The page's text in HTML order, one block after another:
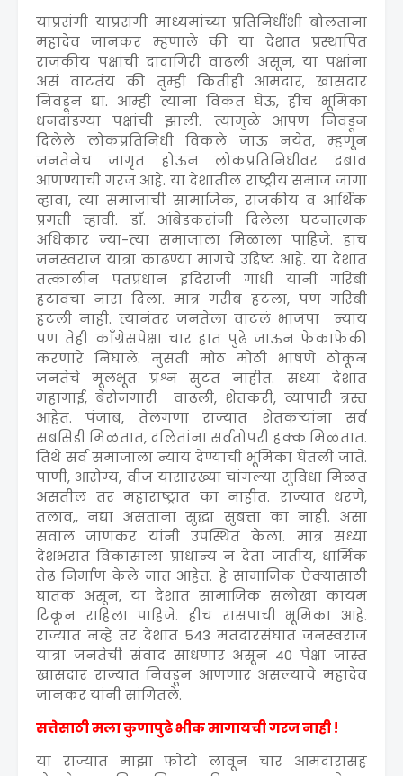
याप्रसंगी याप्रसंगी माध्यमांच्या प्रतिनिधींशी बोलताना
महादेव जानकर म्हणाले की या देशात प्रस्थापित
राजकीय पक्षांची दादागिरी वाढली असून, या पक्षांना
असं वाटतंय की तुम्ही कितीही आमदार, खासदार
निवडून द्या. आम्ही त्यांना विकत घेऊ, हीच भूमिका
धनदांडग्या पक्षांची झाली. त्यामुळे आपण निवडून
दिलेले लोकप्रतिनिधी विकले जाऊ नयेत, म्हणून
जनतेनेच जागृत होऊन लोकप्रतिनिधींवर दबाव
आणण्याची गरज आहे. या देशातील राष्ट्रीय समाज जागा
व्हावा, त्या समाजाची सामाजिक, राजकीय व आर्थिक
प्रगती व्हावी. डाॅ. आंबेडकरांनी दिलेला घटनात्मक
अधिकार ज्या-त्या समाजाला मिळाला पाहिजे. हाच
जनस्वराज यात्रा काढण्या मागचे उद्दिष्ट आहे. या देशात
तत्कालीन पंतप्रधान इंदिराजी गांधी यांनी गरिबी
हटावचा नारा दिला. मात्र गरीब हटला, पण गरिबी
हटली नाही. त्यानंतर जनतेला वाटलं भाजपा न्याय
पण तेही काँग्रेसपेक्षा चार हात पुढे जाऊन फेकाफेकी
करणारे निघाले. नुसती मोठ मोठी भाषणे ठोकून
जनतेचे मूलभूत प्रश्न सुटत नाहीत. सध्या देशात
महागाई, बेरोजगारी वाढली, शेतकरी, व्यापारी त्रस्त
आहेत. पंजाब, तेलंगणा राज्यात शेतकऱ्यांना सर्व
सबसिडी मिळतात, दलितांना सर्वतोपरी हक्क मिळतात.
तिथे सर्व समाजाला न्याय देण्याची भूमिका घेतली जाते.
पाणी, आरोग्य, वीज यासारख्या चांगल्या सुविधा मिळत
असतील तर महाराष्ट्रात का नाहीत. राज्यात धरणे,
तलाव,, नद्या असताना सुद्धा सुबत्ता का नाही. असा
सवाल जाणकर यांनी उपस्थित केला. मात्र सध्या
देशभरात विकासाला प्राधान्य न देता जातीय, धार्मिक
तेढ निर्माण केले जात आहेत. हे सामाजिक ऐक्यासाठी
घातक असून, या देशात सामाजिक सलोखा कायम
टिकून राहिला पाहिजे. हीच रासपाची भूमिका आहे.
राज्यात नव्हे तर देशात 543 मतदारसंघात जनस्वराज
यात्रा जनतेची संवाद साधणार असून 40 पेक्षा जास्त
खासदार राज्यात निवडून आणणार असल्याचे महादेव
जानकर यांनी सांगितले.
सत्तेसाठी मला कुणापुढे भीक मागायची गरज नाही !
या राज्यात माझा फोटो लावून चार आमदारांसह